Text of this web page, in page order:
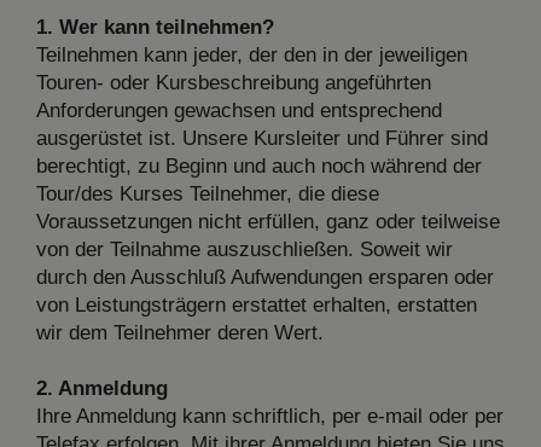
1. Wer kann teilnehmen?
Teilnehmen kann jeder, der den in der jeweiligen
Touren- oder Kursbeschreibung angeführten
Anforderungen gewachsen und entsprechend
ausgerüstet ist. Unsere Kursleiter und Führer sind
berechtigt, zu Beginn und auch noch während der
Tour/des Kurses Teilnehmer, die diese
Voraussetzungen nicht erfüllen, ganz oder teilweise
von der Teilnahme auszuschließen. Soweit wir
durch den Ausschluß Aufwendungen ersparen oder
von Leistungsträgern erstattet erhalten, erstatten
wir dem Teilnehmer deren Wert.
2. Anmeldung
Ihre Anmeldung kann schriftlich, per e-mail oder per